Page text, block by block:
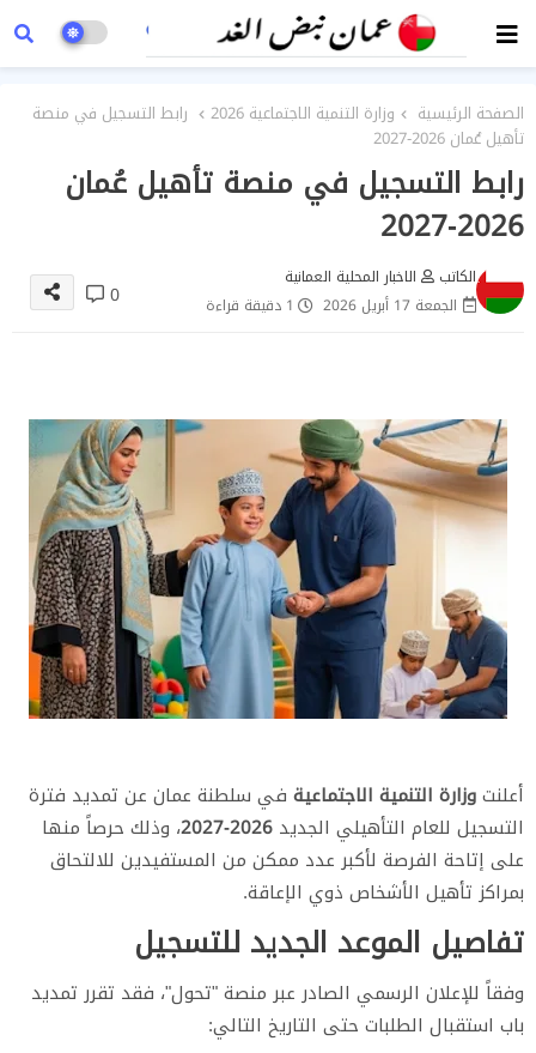
الصفحة الرئيسية وزارة التنمية الاجتماعية 2026
رابط التسجيل في منصة
تأهيل عُمان 2026-2027
رابط التسجيل في منصة تأهيل عُمان
2026-2027
الكاتب
الاخبار المحلية العمانية
الجمعة 17 أبريل 2026
1 دقيقة قراءة 0
أعلنتوزارة التنمية الاجتماعية في سلطنة عمان عن تمديد فترة
التسجيل للعام التأهيلي الجديد 2026-2027
، وذلك حرصاً منها
على إتاحة الفرصة لأكبر عدد ممكن من المستفيدين للالتحاق
بمراكز تأهيل الأشخاص ذوي الإعاقة.
​تفاصيل الموعد الجديد للتسجيل
​وفقاً للإعلان الرسمي الصادر عبر منصة "تحول"، فقد تقرر تمديد
باب استقبال الطلبات حتى التاريخ التالي: